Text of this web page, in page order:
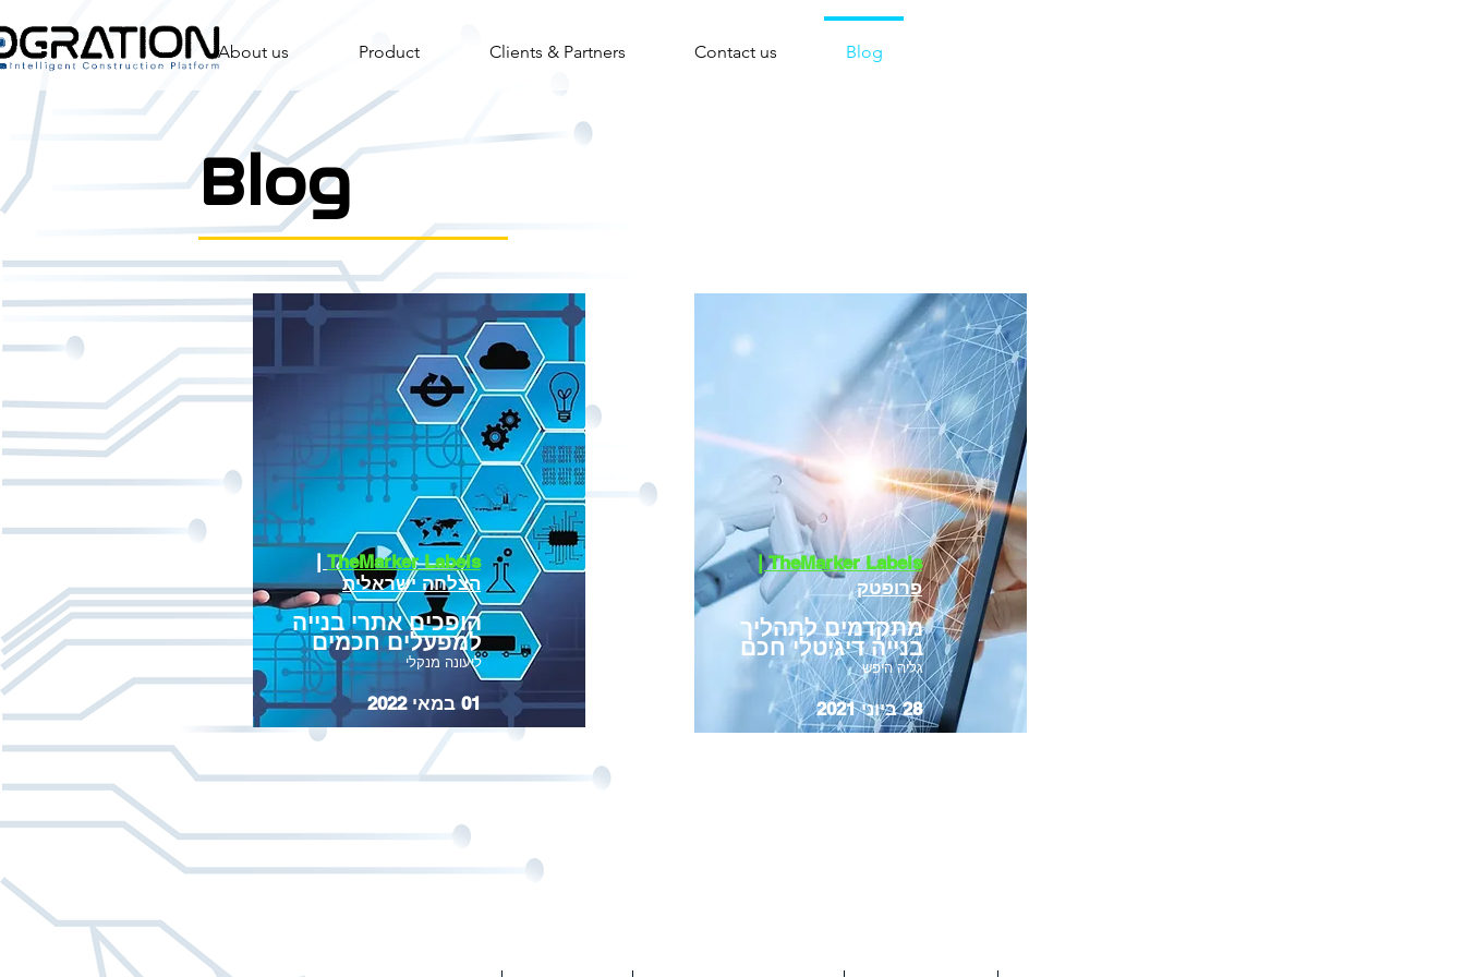
About us Product Clients & Partners Contact us Blog
Blog
TheMarker Labels
הצלחה ישראלית
הופכים אתרי בנייה
למפעלים חכמים
ליעונה מנקלי
01 במאי 2022
TheMarker Labels |
פרופטק
מתקדמים לתהליך
בנייה דיגיטלי חכם
גליה היפש
28 ביוני 2021